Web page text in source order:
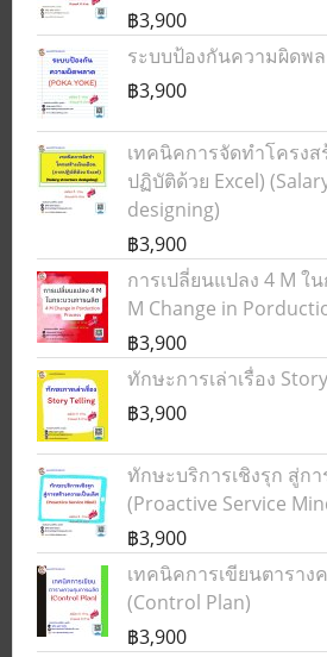
฿3,900
ระบบป้องกันความผิดพล
฿3,900
เทคนิคการจัดทำโครงส
ปฏิบัติด้วย Excel)
designing)
฿3,900
การเปลี่ยนแปลง 4 M ใ
M Change in
฿3,900
ทักษะการเล่าเรื่อง
฿3,900
ทักษะบริการเชิงรุก สู่ก
(Proactive Service
฿3,900
เทคนิคการเขียนตาราง
(Control Plan)
฿3,900